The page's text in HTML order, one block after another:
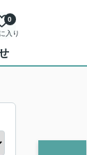
入り
0